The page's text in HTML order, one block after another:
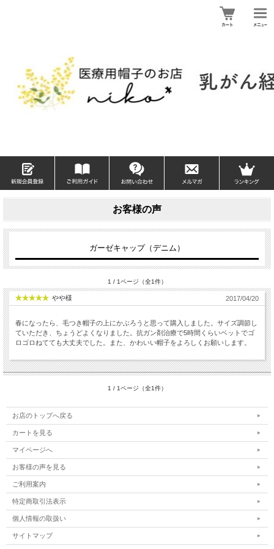
お客様の声
ガーゼキャップ（デニム）
1 / 1ページ（全1件）
やや様 2017/04/20
春になったら、毛つき帽子の上にかぶろうと思って購入しました。サイズ調節し
ていただき、ちょうどよくなりました。抗ガン剤治療で5時間くらいベットでゴ
ロゴロねてても大丈夫でした。また、かわいい帽子をよろしくお願いします。
1 / 1ページ（全1件）
お店のトップへ戻る
カートを見る
マイページへ
お客様の声を見る
ご利用案内
特定商取引法表示
個人情報の取扱い
サイトマップ